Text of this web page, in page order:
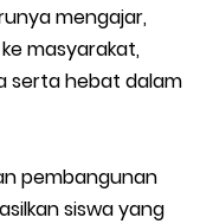
mengajar,
masyarakat,
serta hebat dalam
pembangunan
siswa yang